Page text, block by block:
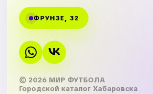
ФРУНЗЕ, 32
© 2026 МИР ФУТБОЛА
Городской каталог Хабаровска